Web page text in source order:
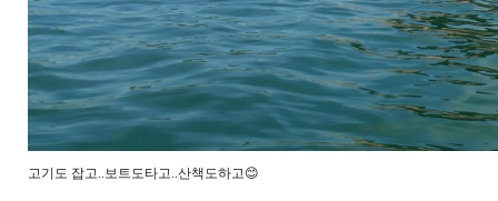
고기도 잡고..보트도타고..산책도하고😊